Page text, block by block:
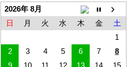
2026年 8月
日
月 火 水 木 金
土
1
2
3 4 5 6 7
8
9
10 11 12 13 14
15